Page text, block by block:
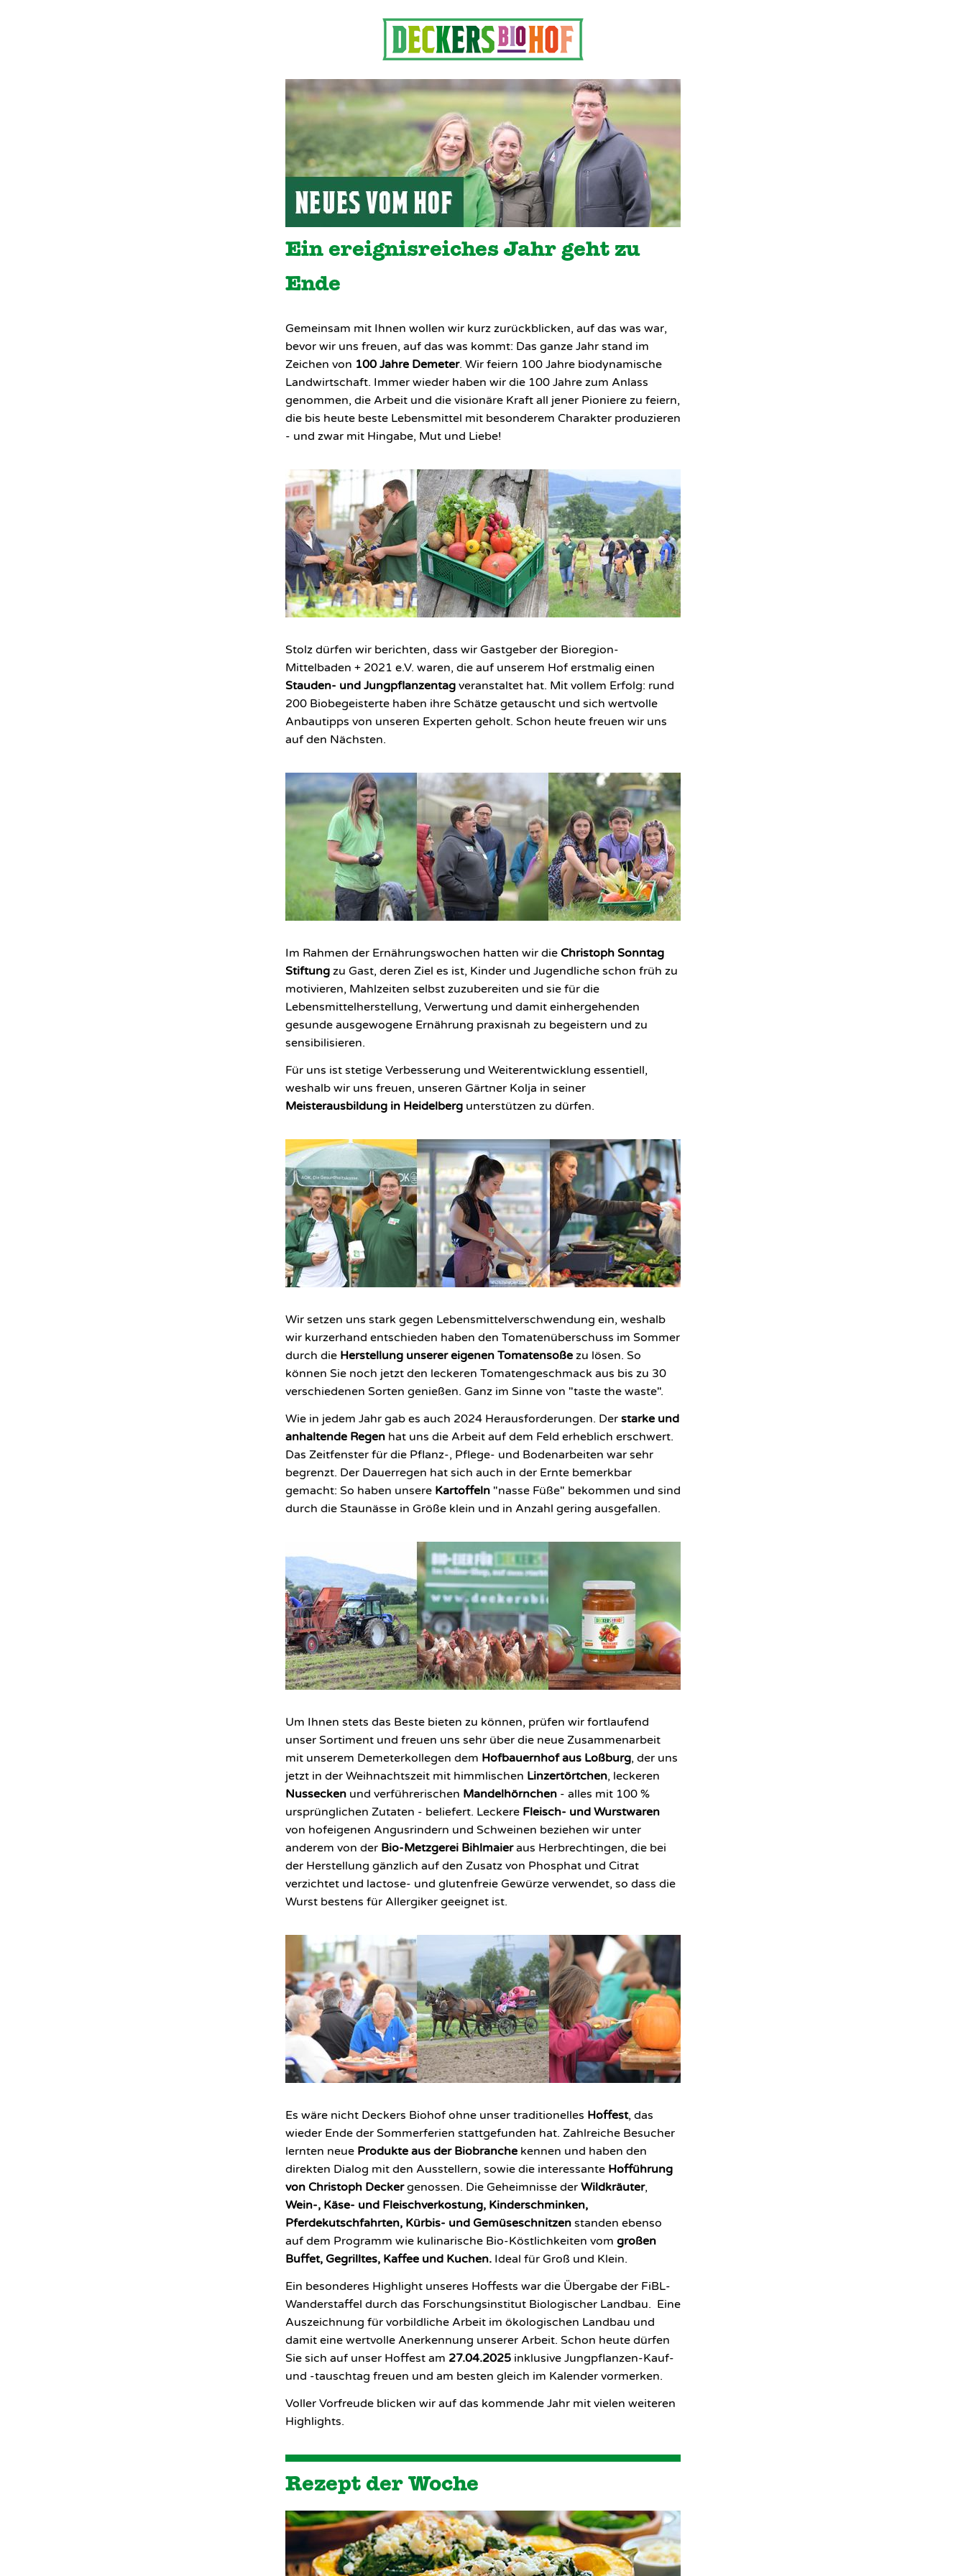
Ein ereignisreiches Jahr geht zu
Ende
Gemeinsam mit Ihnen wollen wir kurz zurückblicken, auf das was war,
bevor wir uns freuen, auf das was kommt: Das ganze Jahr stand im
Zeichen von 100 Jahre Demeter. Wir feiern 100 Jahre biodynamische
Landwirtschaft. Immer wieder haben wir die 100 Jahre zum Anlass
genommen, die Arbeit und die visionäre Kraft all jener Pioniere zu feiern,
die bis heute beste Lebensmittel mit besonderem Charakter produzieren
- und zwar mit Hingabe, Mut und Liebe!
Stolz dürfen wir berichten, dass wir Gastgeber der Bioregion-
Mittelbaden + 2021 e.V. waren, die auf unserem Hof erstmalig einen
Stauden- und Jungpflanzentag veranstaltet hat. Mit vollem Erfolg: rund
200 Biobegeisterte haben ihre Schätze getauscht und sich wertvolle
Anbautipps von unseren Experten geholt. Schon heute freuen wir uns
auf den Nächsten.
Im Rahmen der Ernährungswochen hatten wir die Christoph Sonntag
Stiftung zu Gast, deren Ziel es ist, Kinder und Jugendliche schon früh zu
motivieren, Mahlzeiten selbst zuzubereiten und sie für die
Lebensmittelherstellung, Verwertung und damit einhergehenden
gesunde ausgewogene Ernährung praxisnah zu begeistern und zu
sensibilisieren.
Für uns ist stetige Verbesserung und Weiterentwicklung essentiell,
weshalb wir uns freuen, unseren Gärtner Kolja in seiner
Meisterausbildung in Heidelberg unterstützen zu dürfen.
Wir setzen uns stark gegen Lebensmittelverschwendung ein, weshalb
wir kurzerhand entschieden haben den Tomatenüberschuss im Sommer
durch die Herstellung unserer eigenen Tomatensoße zu lösen. So
können Sie noch jetzt den leckeren Tomatengeschmack aus bis zu 30
verschiedenen Sorten genießen. Ganz im Sinne von "taste the waste".
Wie in jedem Jahr gab es auch 2024 Herausforderungen. Der starke und
anhaltende Regen hat uns die Arbeit auf dem Feld erheblich erschwert.
Das Zeitfenster für die Pflanz-, Pflege- und Bodenarbeiten war sehr
begrenzt. Der Dauerregen hat sich auch in der Ernte bemerkbar
gemacht: So haben unsere Kartoffeln "nasse Füße" bekommen und sind
durch die Staunässe in Größe klein und in Anzahl gering ausgefallen.
Um Ihnen stets das Beste bieten zu können, prüfen wir fortlaufend
unser Sortiment und freuen uns sehr über die neue Zusammenarbeit
mit unserem Demeterkollegen dem Hofbauernhof aus Loßburg, der uns
jetzt in der Weihnachtszeit mit himmlischen Linzertörtchen, leckeren
Nussecken und verführerischen Mandelhörnchen - alles mit 100 %
ursprünglichen Zutaten - beliefert. Leckere Fleisch- und Wurstwaren
von hofeigenen Angusrindern und Schweinen beziehen wir unter
anderem von der Bio-Metzgerei Bihlmaieraus Herbrechtingen, die bei
der Herstellung gänzlich auf den Zusatz von Phosphat und Citrat
verzichtet und lactose- und glutenfreie Gewürze verwendet, so dass die
Wurst bestens für Allergiker geeignet ist.
Es wäre nicht Deckers Biohof ohne unser traditionelles Hoffest, das
wieder Ende der Sommerferien stattgefunden hat. Zahlreiche Besucher
lernten neue Produkte aus der Biobranche kennen und haben den
direkten Dialog mit den Ausstellern, sowie die interessante Hofführung
von Christoph Deckergenossen. Die Geheimnisse der Wildkräuter,
Wein-, Käse- und Fleischverkostung, Kinderschminken,
Pferdekutschfahrten, Kürbis- und Gemüseschnitzen standen ebenso
auf dem Programm wie kulinarische Bio-Köstlichkeiten vom großen
Buffet, Gegrilltes, Kaffee und Kuchen. Ideal für Groß und Klein.
Ein besonderes Highlight unseres Hoffests war die Übergabe der FiBL-
Wanderstaffel durch das Forschungsinstitut Biologischer Landbau. Eine
Auszeichnung für vorbildliche Arbeit im ökologischen Landbau und
damit eine wertvolle Anerkennung unserer Arbeit. Schon heute dürfen
Sie sich auf unser Hoffest am 27.04.2025 inklusive Jungpflanzen-Kauf-
und -tauschtag freuen und am besten gleich im Kalender vormerken.
Voller Vorfreude blicken wir auf das kommende Jahr mit vielen weiteren
Highlights.
Rezept der Woche